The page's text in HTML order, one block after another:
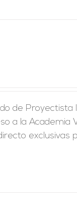
de Proyectista
a la Academia
exclusivas